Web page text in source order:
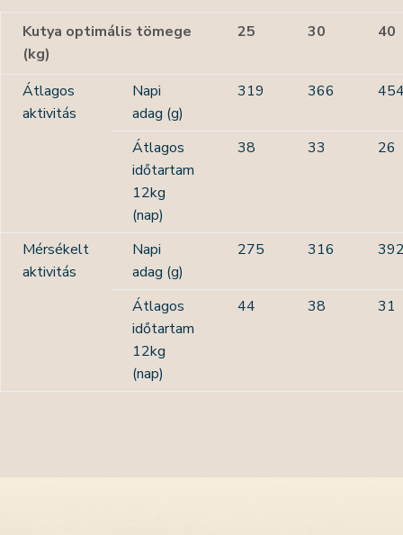
Kutya optimális tömege
(kg)
25 30 40
Átlagos
aktivitás
Napi
adag (g)
319 366
Átlagos
időtartam
12kg
(nap)
38 33 26
Mérsékelt
aktivitás
Napi
adag (g)
275 316
Átlagos
időtartam
12kg
(nap)
44 38 31